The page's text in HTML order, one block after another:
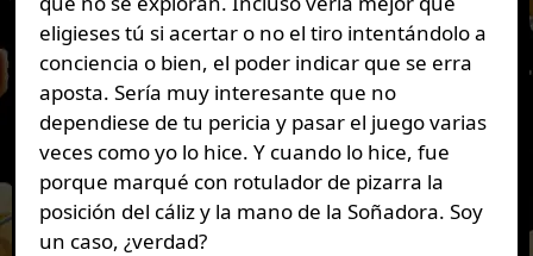
eligieses tú si acertar o no el tiro intentándolo a
conciencia o bien, el poder indicar que se erra
aposta. Sería muy interesante que no
dependiese de tu pericia y pasar el juego varias
veces como yo lo hice. Y cuando lo hice, fue
porque marqué con rotulador de pizarra la
posición del cáliz y la mano de la Soñadora. Soy
un caso, ¿verdad?